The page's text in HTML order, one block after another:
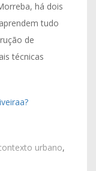
há dois
tudo
de
técnicas
urbano,